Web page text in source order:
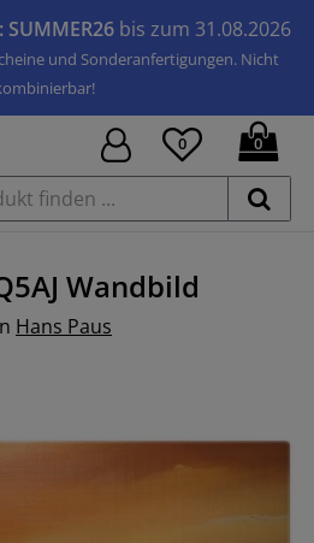
bis zum 31.08.2026
und Sonderanfertigungen. Nicht
0 0
Wandbild
Hans Paus